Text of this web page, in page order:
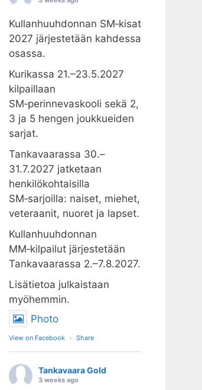
Kullanhuuhdonnan SM‑kisat
2027 järjestetään kahdessa
osassa.
Kurikassa 21.–23.5.2027
kilpaillaan
SM‑perinnevaskooli sekä 2,
3 ja 5 hengen joukkueiden
sarjat.
Tankavaarassa 30.–
31.7.2027 jatketaan
henkilökohtaisilla
SM‑sarjoilla: naiset, miehet,
veteraanit, nuoret ja lapset.
Kullanhuuhdonnan
MM‑kilpailut järjestetään
Tankavaarassa 2.–7.8.2027.
Lisätietoa julkaistaan
myöhemmin.
Photo
View on Facebook · Share
Tankavaara Gold
3 weeks ago